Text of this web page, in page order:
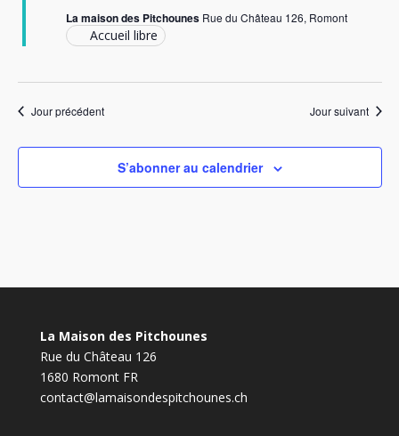
La maison des Pitchounes Rue du Château 126, Romont
Accueil libre
Jour précédent Jour suivant
S’abonner au calendrier
La Maison des Pitchounes
Rue du Château 126
1680 Romont FR
contact@lamaisondespitchounes.ch